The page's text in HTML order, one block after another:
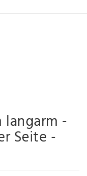
langarm -
Seite -